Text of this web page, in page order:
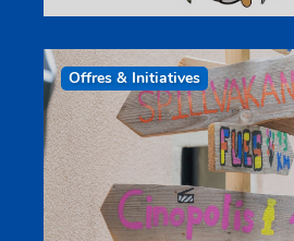
Offres & Initiatives